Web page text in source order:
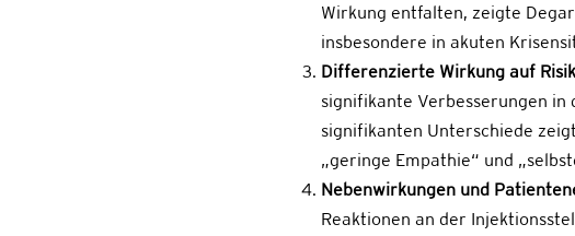
Wirkung entfalten, zeigte
insbesondere in akuten
Differenzierte Wirkung auf
signifikante Verbesserungen in
signifikanten Unterschiede
„geringe Empathie“ und
Nebenwirkungen und
Reaktionen an der